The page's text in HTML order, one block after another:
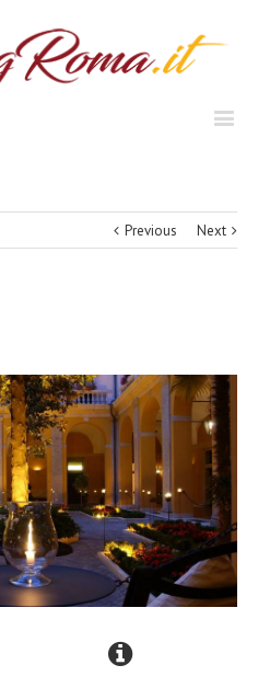
Previous Next